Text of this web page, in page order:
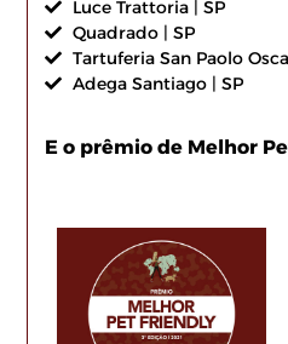
Luce Trattoria | SP
Quadrado | SP
Tartuferia San Paolo
Adega Santiago | SP
E o prêmio de Melhor